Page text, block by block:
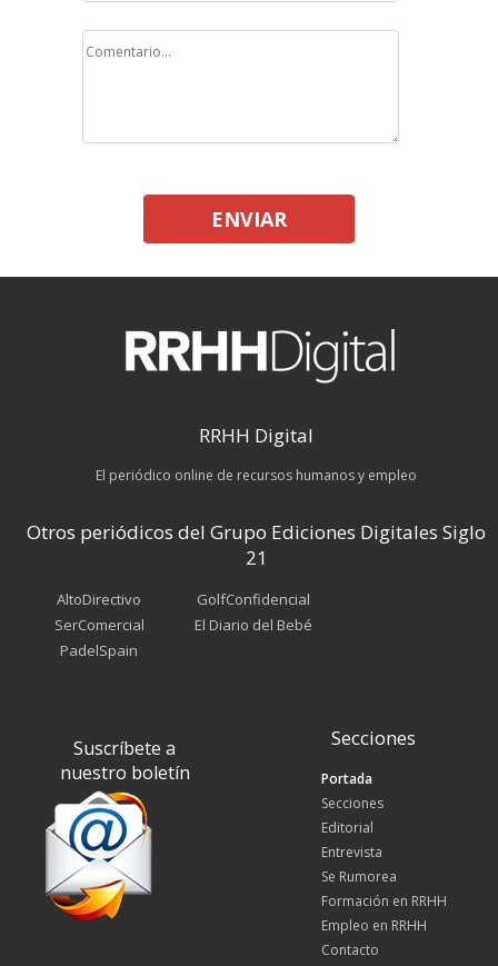
ENVIAR
RRHH Digital
El periódico online de recursos humanos y empleo
Otros periódicos del Grupo Ediciones Digitales Siglo
21
AltoDirectivo
SerComercial
PadelSpain
GolfConfidencial
El Diario del Bebé
Suscríbete a
nuestro boletín
Secciones
Portada
Secciones
Editorial
Entrevista
Se Rumorea
Formación en RRHH
Empleo en RRHH
Contacto